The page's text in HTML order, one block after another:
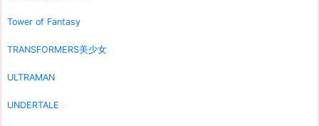
Tower of Fantasy
TRANSFORMERS美少女
ULTRAMAN
UNDERTALE